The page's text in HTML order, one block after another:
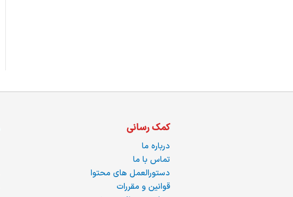
کمک رسانی
درباره ما
تماس با ما
دستورالعمل های محتوا
قوانین و مقررات